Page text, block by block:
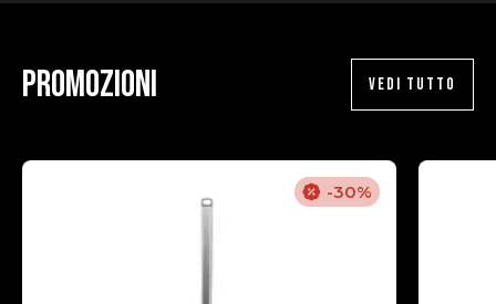
Promozioni VEDI TUTTO
-30%